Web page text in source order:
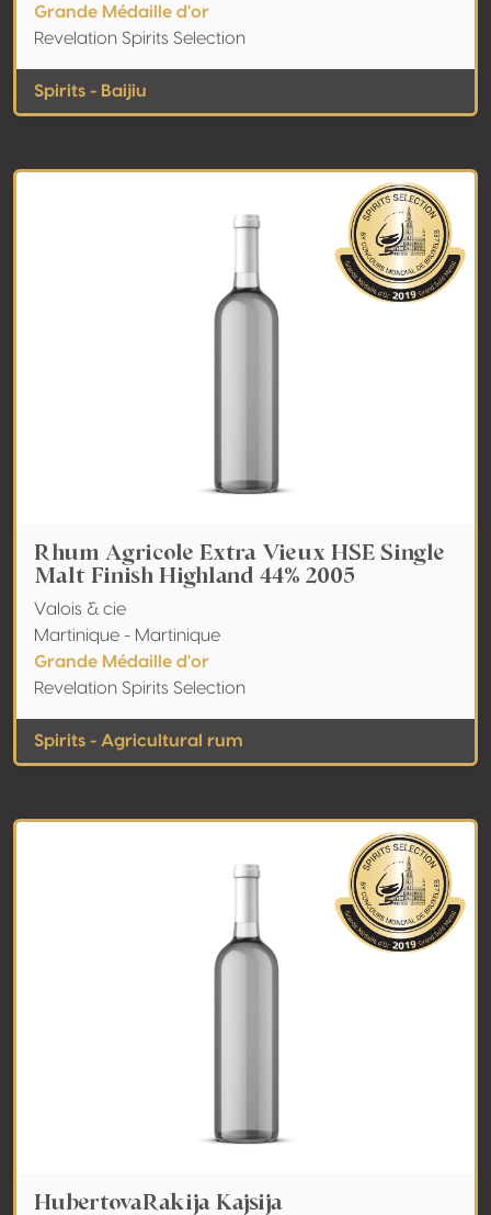
Grande Médaille d'or
Revelation Spirits Selection
Spirits - Baijiu
Rhum Agricole Extra Vieux HSE Single
Malt Finish Highland 44% 2005
Valois & cie
Martinique - Martinique
Grande Médaille d'or
Revelation Spirits Selection
Spirits - Agricultural rum
HubertovaRakija Kajsija